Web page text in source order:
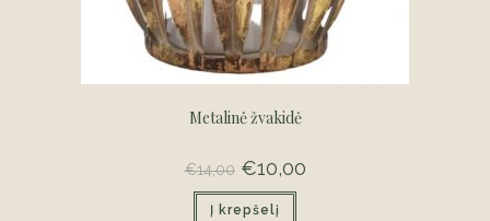
Metalinė žvakidė
€14,00 Original
price
was:
€14,00.
€10,00Current
Į krepšelį